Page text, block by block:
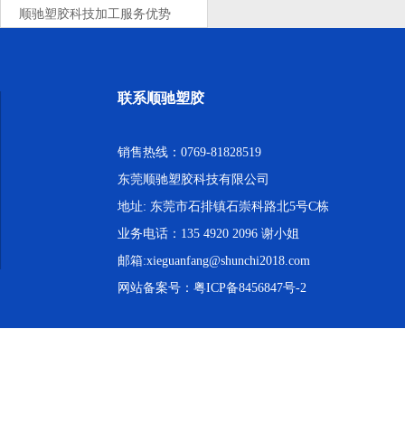
服务
顺驰塑胶科技加工服务优势
联系顺驰塑胶
销售热线：0769-81828519
东莞顺驰塑胶科技有限公司
地址: 东莞市石排镇石崇科路北5号C栋
业务电话：135 4920 2096 谢小姐
邮箱:xieguanfang@shunchi2018.com
网站备案号： 粤ICP备8456847号-2